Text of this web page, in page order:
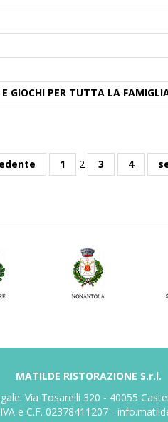
GIOCHI PER TUTTA LA
1 2 3 4
MATILDE RISTORAZIONE S.r.l.
Via Tosarelli 320 - 40055
e C.F. 02378411207 -